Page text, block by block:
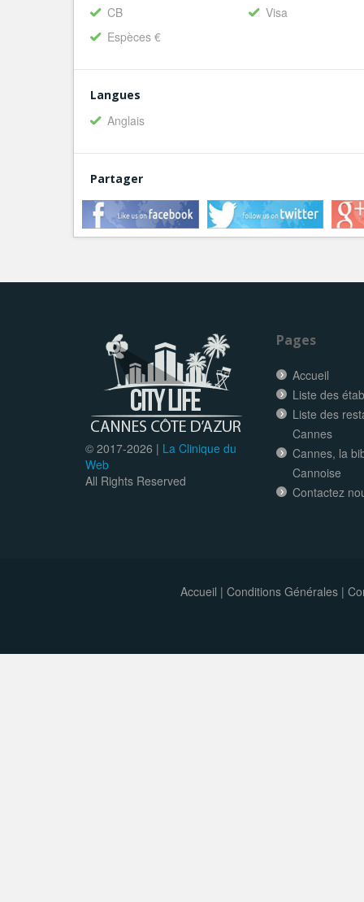
CB
Visa
Espèces €
Langues
Anglais
Partager
© 2017-2026 | La Clinique du
Web
All Rights Reserved
Pages
Accueil
Liste des
Liste des
Cannes
Cannes, la
Cannoise
Contactez
Accueil | Conditions Générales|